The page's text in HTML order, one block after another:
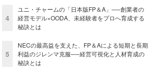
4
ユニ・チャームの「日本版FP＆A」──創業者の
経営モデル×OODA、未経験者をプロへ育成する
秘訣とは
5
NECの最高益を支えた、FP＆Aによる短期と長期
利益のジレンマ克服──経営可視化と人材育成の
秘訣とは